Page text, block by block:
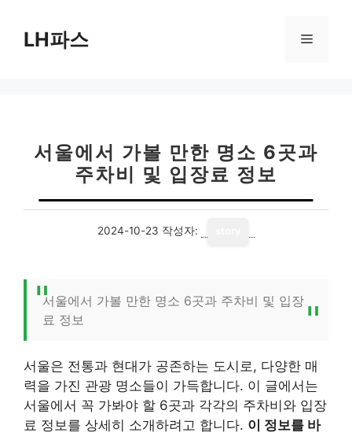
LH파스 메
서울에서 가볼 만한 명소 6곳과
주차비 및 입장료 정보
2024-10-23 작성자:
서울에서 가볼 만한 명소 6곳과 주차비 및 입장
료 정보
서울은 전통과 현대가 공존하는 도시로, 다양한 매
력을 가진 관광 명소들이 가득합니다. 이 글에서는
서울에서 꼭 가봐야 할 6곳과 각각의 주차비와 입장
료 정보를 상세히 소개하려고 합니다. 이 정보를 바